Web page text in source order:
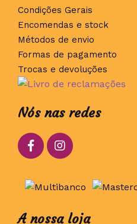
Condições Gerais
Encomendas e stock
Métodos de envio
Formas de pagamento
Trocas e devoluções
Nós nas redes
A nossa loja